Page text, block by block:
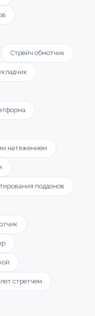
Стрейч обмотчик
натяжением
поддонов
стретчем